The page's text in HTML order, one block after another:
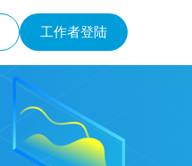
工作者登陆